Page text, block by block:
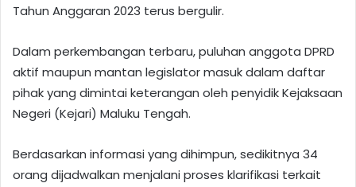
Tahun Anggaran 2023 terus bergulir.
Dalam perkembangan terbaru, puluhan anggota DPRD
aktif maupun mantan legislator masuk dalam daftar
pihak yang dimintai keterangan oleh penyidik Kejaksaan
Negeri (Kejari) Maluku Tengah.
Berdasarkan informasi yang dihimpun, sedikitnya 34
orang dijadwalkan menjalani proses klarifikasi terkait